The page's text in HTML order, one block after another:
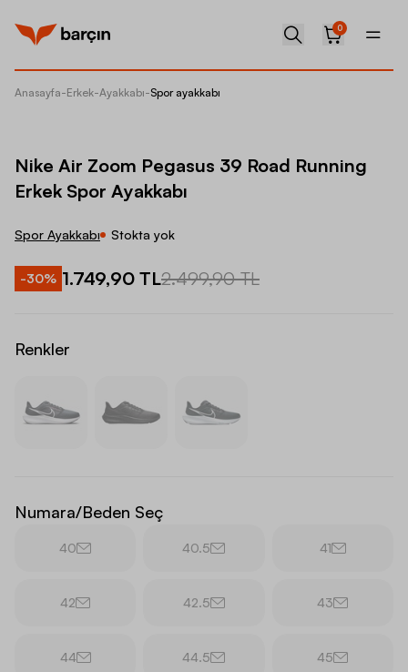
0
Anasayfa-Erkek-Ayakkabı-Spor ayakkabı
Nike Air Zoom Pegasus 39 Road Running
Erkek Spor Ayakkabı
Spor Ayakkabı Stokta yok
-30% 1.749,90 TL2.499,90 TL
Renkler
Numara/Beden Seç
40 40.5 41
42 42.5 43
44 44.5 45